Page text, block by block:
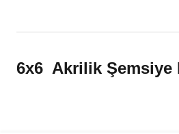
6x6 Akrilik Şemsiye